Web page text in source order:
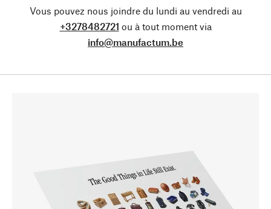
Vous pouvez nous joindre du lundi au vendredi au
+3278482721 ou à tout moment via
info@manufactum.be